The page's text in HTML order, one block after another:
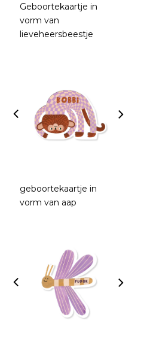
Geboortekaartje in
vorm van
lieveheersbeestje
geboortekaartje in
vorm van aap